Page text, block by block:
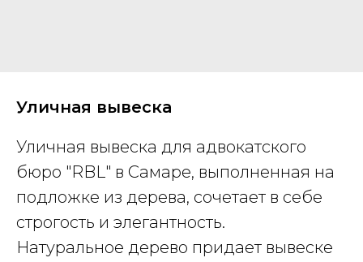
Уличная вывеска
Уличная вывеска для адвокатского
бюро "RBL" в Самаре, выполненная на
подложке из дерева, сочетает в себе
строгость и элегантность.
Натуральное дерево придает вывеске